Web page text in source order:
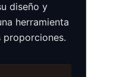
diseño y
herramienta